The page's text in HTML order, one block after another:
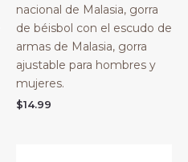
nacional de Malasia, gorra
de béisbol con el escudo de
armas de Malasia, gorra
ajustable para hombres y
mujeres.
$14.99